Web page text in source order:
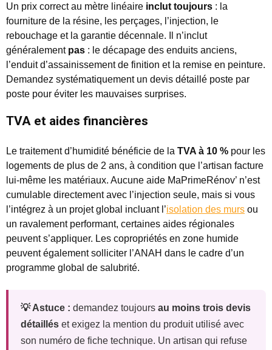
Un prix correct au mètre linéaire inclut toujours : la
fourniture de la résine, les perçages, l’injection, le
rebouchage et la garantie décennale. Il n’inclut
généralement pas : le décapage des enduits anciens,
l’enduit d’assainissement de finition et la remise en peinture.
Demandez systématiquement un devis détaillé poste par
poste pour éviter les mauvaises surprises.
TVA et aides financières
Le traitement d’humidité bénéficie de la TVA à 10 % pour les
logements de plus de 2 ans, à condition que l’artisan facture
lui-même les matériaux. Aucune aide MaPrimeRénov’ n’est
cumulable directement avec l’injection seule, mais si vous
l’intégrez à un projet global incluant l’isolation des murs ou
un ravalement performant, certaines aides régionales
peuvent s’appliquer. Les copropriétés en zone humide
peuvent également solliciter l’ANAH dans le cadre d’un
programme global de salubrité.
💡 Astuce : demandez toujours au moins trois devis
détaillés et exigez la mention du produit utilisé avec
son numéro de fiche technique. Un artisan qui refuse